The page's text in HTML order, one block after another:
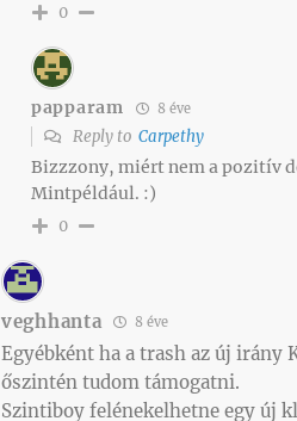
0
papparam 8 éve
Reply to Carpethy
Bizzzony, miért nem a pozitív
Mintpéldául. :)
0
veghhanta 8 éve
Egyébként ha a trash az új irány
őszintén tudom támogatni.
Szintiboy felénekelhetne egy új